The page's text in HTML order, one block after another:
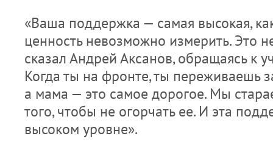
«Ваша поддержка — самая высокая,
ценность невозможно измерить. Это
сказал Андрей Аксанов, обращаясь к
Когда ты на фронте, ты переживаешь
а мама — это самое дорогое. Мы
того, чтобы не огорчать ее. И эта
высоком уровне».